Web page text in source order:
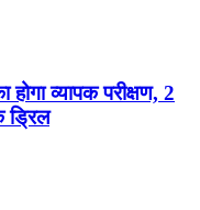
व्यापक परीक्षण, 2
ड्रिल